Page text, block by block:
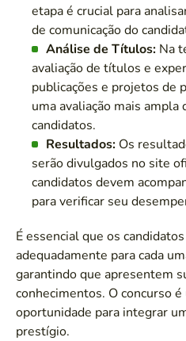
etapa é crucial para
de comunicação do
Análise de Títulos: Na
avaliação de títulos e
publicações e projetos de
uma avaliação mais ampla
candidatos.
Resultados: Os
serão divulgados no site
candidatos devem
para verificar seu
É essencial que os
adequadamente para cada
garantindo que apresentem
conhecimentos. O concurso
oportunidade para integrar
prestígio.